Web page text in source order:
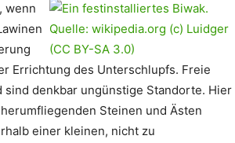
wenn
Errichtung des Unterschlupfs. Freie
denkbar ungünstige Standorte. Hier
Steinen und Ästen
einer kleinen, nicht zu